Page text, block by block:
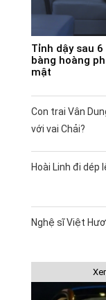
Tỉnh dậy sau
bàng hoàng
mật
Con trai Vân
với vai Chải?
Hoài Linh đi dép
Nghệ sĩ Việt